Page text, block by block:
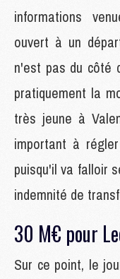
informations
ouvert à un
n'est pas du côté
pratiquement la
très jeune à
important à
puisqu'il va falloir
indemnité de
30 M€ pour
Sur ce point, le